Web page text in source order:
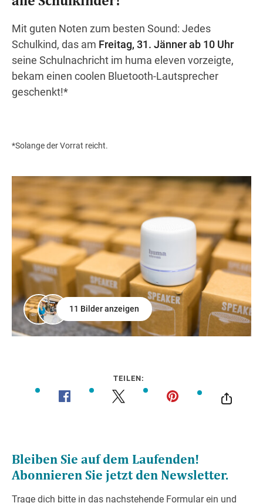
Wegbeschreibung
Mit guten Noten zum besten Sound: Jedes
Schulkind, das am Freitag, 31. Jänner ab 10 Uhr
seine Schulnachricht im huma eleven vorzeigte,
bekam einen coolen Bluetooth-Lautsprecher
geschenkt!*
*Solange der Vorrat reicht.
11 Bilder anzeigen
TEILEN: